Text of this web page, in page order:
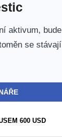
aktivum,
se
600 USD